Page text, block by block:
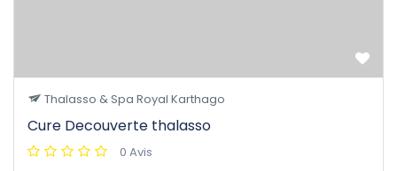
Thalasso & Spa Royal Karthago
Cure Decouverte thalasso
0 Avis